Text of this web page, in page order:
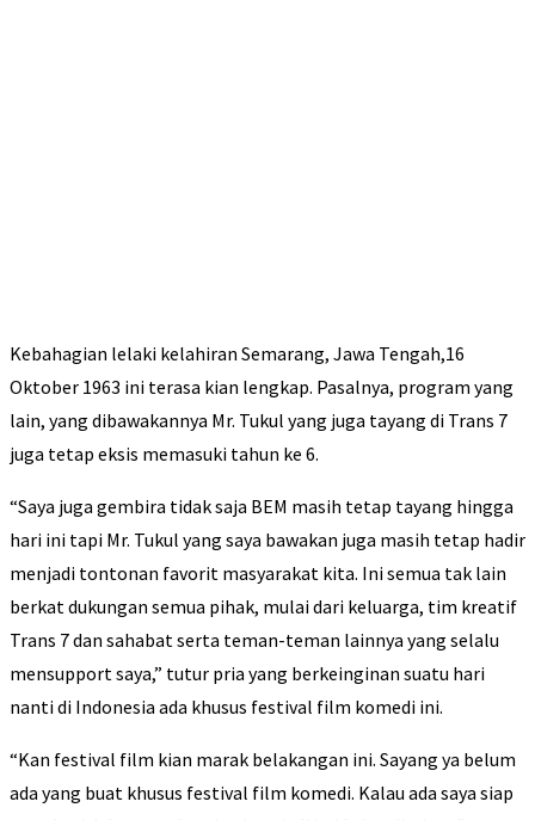
Kebahagian lelaki kelahiran Semarang, Jawa Tengah,16
Oktober 1963 ini terasa kian lengkap. Pasalnya, program yang
lain, yang dibawakannya Mr. Tukul yang juga tayang di Trans 7
juga tetap eksis memasuki tahun ke 6.
“Saya juga gembira tidak saja BEM masih tetap tayang hingga
hari ini tapi Mr. Tukul yang saya bawakan juga masih tetap hadir
menjadi tontonan favorit masyarakat kita. Ini semua tak lain
berkat dukungan semua pihak, mulai dari keluarga, tim kreatif
Trans 7 dan sahabat serta teman-teman lainnya yang selalu
mensupport saya,” tutur pria yang berkeinginan suatu hari
nanti di Indonesia ada khusus festival film komedi ini.
“Kan festival film kian marak belakangan ini. Sayang ya belum
ada yang buat khusus festival film komedi. Kalau ada saya siap